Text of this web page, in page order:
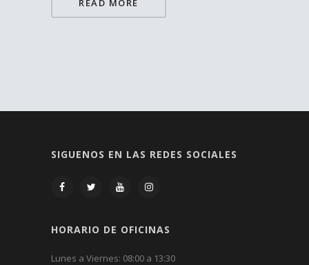
READ MORE
SIGUENOS EN LAS REDES SOCIALES
HORARIO DE OFICINAS
Lunes a Viernes: 08:00 a 13:30